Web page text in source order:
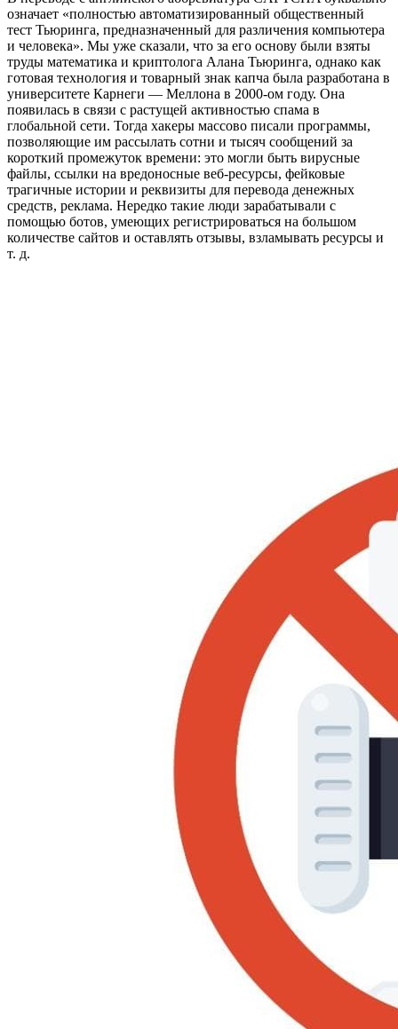
означает «полностью автоматизированный общественный
тест Тьюринга, предназначенный для различения компьютера
и человека». Мы уже сказали, что за его основу были взяты
труды математика и криптолога Алана Тьюринга, однако как
готовая технология и товарный знак капча была разработана в
университете Карнеги — Меллона в 2000-ом году. Она
появилась в связи с растущей активностью спама в
глобальной сети. Тогда хакеры массово писали программы,
позволяющие им рассылать сотни и тысяч сообщений за
короткий промежуток времени: это могли быть вирусные
файлы, ссылки на вредоносные веб-ресурсы, фейковые
трагичные истории и реквизиты для перевода денежных
средств, реклама. Нередко такие люди зарабатывали с
помощью ботов, умеющих регистрироваться на большом
количестве сайтов и оставлять отзывы, взламывать ресурсы и
т. д.